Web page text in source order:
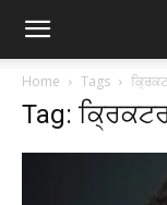
Home Tags
Tag: